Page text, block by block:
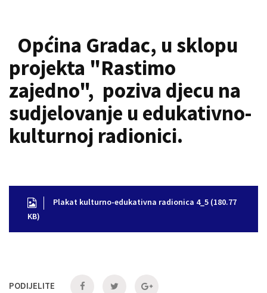
Općina Gradac, u sklopu
projekta "Rastimo
zajedno", poziva djecu na
sudjelovanje u edukativno-
kulturnoj radionici.
Plakat kulturno-edukativna radionica 4_5 (180.77
KB)
PODIJELITE PODIJELI PODIJELIPODIJELI